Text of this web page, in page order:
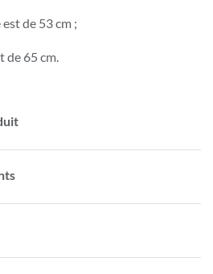
de 53 cm ;
de 65 cm.